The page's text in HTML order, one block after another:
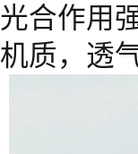
光合作用
机质，透